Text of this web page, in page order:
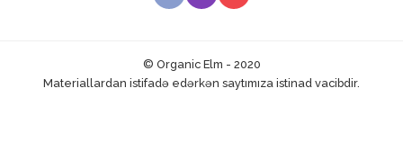
© Organic Elm - 2020
Materiallardan istifadə edərkən saytımıza istinad vacibdir.